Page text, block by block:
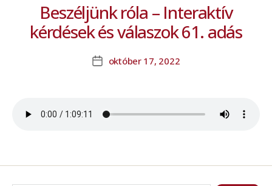
Beszéljünk róla – Interaktív
kérdések és válaszok 61. adás
október 17, 2022